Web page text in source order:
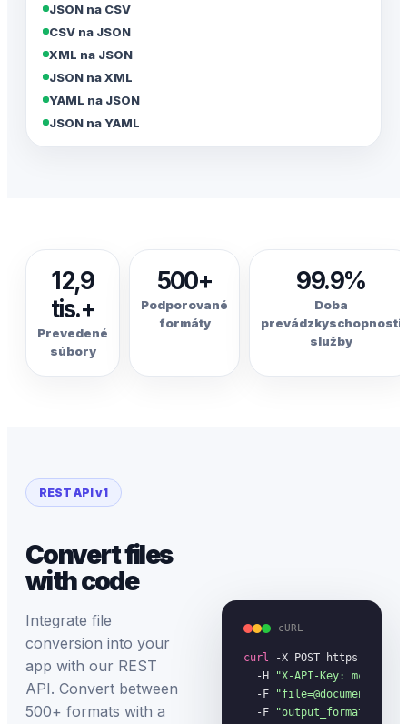
JSON na CSV
CSV na JSON
XML na JSON
JSON na XML
YAML na JSON
JSON na YAML
12,9
tis.+
Prevedené
súbory
500+
Podporované
formáty
99.9%
Doba
prevádzkyschopnosti
služby
REST API v1
Convert files
with code
Integrate file
conversion into your
app with our REST
API. Convert between
500+ formats with a
cURL
curl -X POST https://
  -H
"X-API-Key:
  -F
"file=@document.pdf"
  -F
"output_format=docx"